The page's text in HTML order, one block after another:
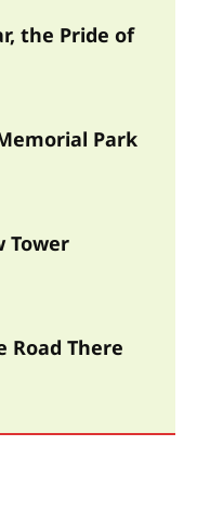
the Pride of
Park
Tower
Road There